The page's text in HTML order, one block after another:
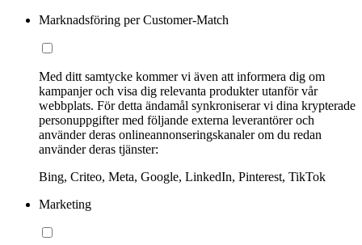
Marknadsföring per Customer-Match
Med ditt samtycke kommer vi även att informera dig om
kampanjer och visa dig relevanta produkter utanför vår
webbplats. För detta ändamål synkroniserar vi dina krypterade
personuppgifter med följande externa leverantörer och
använder deras onlineannonseringskanaler om du redan
använder deras tjänster:
Bing, Criteo, Meta, Google, LinkedIn, Pinterest, TikTok
Marketing